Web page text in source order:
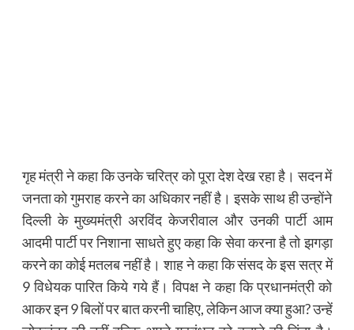
गृह मंत्री ने कहा कि उनके चरित्र को पूरा देश देख रहा है। सदन में
जनता को गुमराह करने का अधिकार नहीं है। इसके साथ ही उन्होंने
दिल्ली के मुख्यमंत्री अरविंद केजरीवाल और उनकी पार्टी आम
आदमी पार्टी पर निशाना साधते हुए कहा कि सेवा करना है तो झगड़ा
करने का कोई मतलब नहीं है। शाह ने कहा कि संसद के इस सत्र में
9 विधेयक पारित किये गये हैं। विपक्ष ने कहा कि प्रधानमंत्री को
आकर इन 9 बिलों पर बात करनी चाहिए, लेकिन आज क्या हुआ? उन्हें